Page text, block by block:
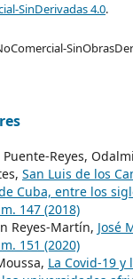
SinDerivadas 4.0.
Reyes,
San Luis de los
Cuba, entre los
147 (2018)
Reyes-Martín, José
151 (2020)
La Covid-19